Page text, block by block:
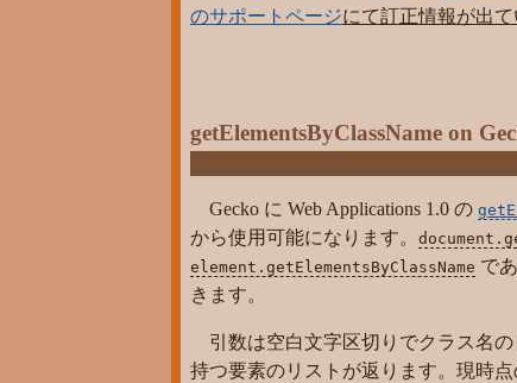
のサポートページにて訂正情報が出て
getElementsByClassName on
Gecko に Web Applications 1.0 の
から使用可能になります。
element.getElementsByClassName で
きます。
引数は空白文字区切りでクラス名
持つ要素のリストが返ります。現時